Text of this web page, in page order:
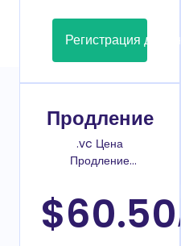
Регистрация домена
Продление
.vc Цена
Продление
$60.50/